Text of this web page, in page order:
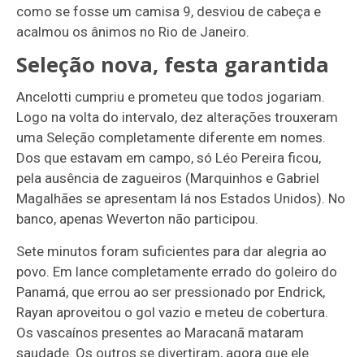
como se fosse um camisa 9, desviou de cabeça e
acalmou os ânimos no Rio de Janeiro.
Seleção nova, festa garantida
Ancelotti cumpriu e prometeu que todos jogariam.
Logo na volta do intervalo, dez alterações trouxeram
uma Seleção completamente diferente em nomes.
Dos que estavam em campo, só Léo Pereira ficou,
pela ausência de zagueiros (Marquinhos e Gabriel
Magalhães se apresentam lá nos Estados Unidos). No
banco, apenas Weverton não participou.
Sete minutos foram suficientes para dar alegria ao
povo. Em lance completamente errado do goleiro do
Panamá, que errou ao ser pressionado por Endrick,
Rayan aproveitou o gol vazio e meteu de cobertura.
Os vascaínos presentes ao Maracanã mataram
saudade. Os outros se divertiram, agora que ele